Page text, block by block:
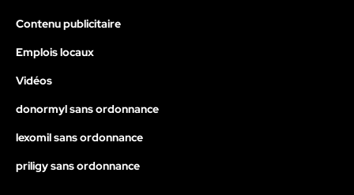
Contenu publicitaire
Emplois locaux
Vidéos
donormyl sans ordonnance
lexomil sans ordonnance
priligy sans ordonnance